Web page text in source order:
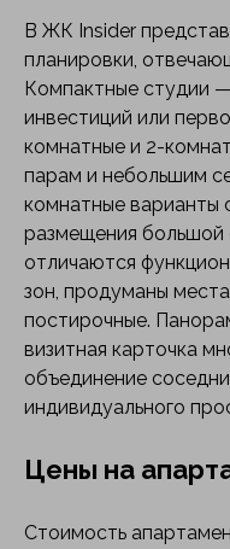
В ЖК Insider
планировки,
Компактные студии
инвестиций или
комнатные и 2-
парам и небольшим
комнатные варианты
размещения большой
отличаются
зон, продуманы
постирочные.
визитная карточка
объединение
индивидуального
Цены на
Стоимость